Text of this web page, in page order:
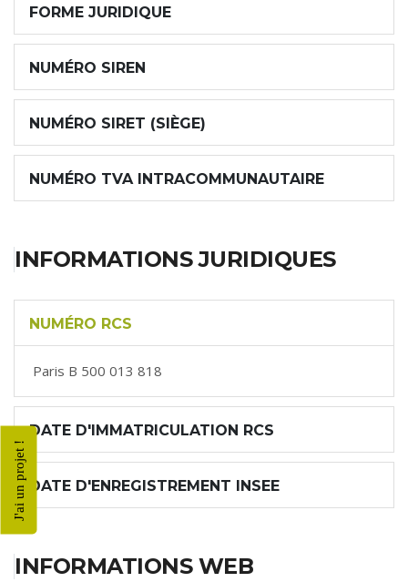
FORME JURIDIQUE
NUMÉRO SIREN
NUMÉRO SIRET (SIÈGE)
NUMÉRO TVA INTRACOMMUNAUTAIRE
INFORMATIONS JURIDIQUES
NUMÉRO RCS
Paris B 500 013 818
DATE D'IMMATRICULATION RCS
DATE D'ENREGISTREMENT INSEE
INFORMATIONS WEB
J'ai un projet !